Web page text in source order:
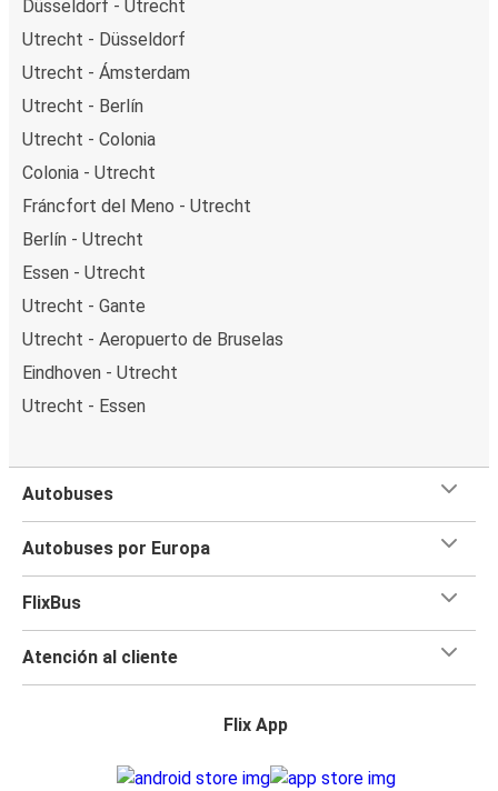
Düsseldorf - Utrecht
Utrecht - Düsseldorf
Utrecht - Ámsterdam
Utrecht - Berlín
Utrecht - Colonia
Colonia - Utrecht
Fráncfort del Meno - Utrecht
Berlín - Utrecht
Essen - Utrecht
Utrecht - Gante
Utrecht - Aeropuerto de Bruselas
Eindhoven - Utrecht
Utrecht - Essen
Autobuses
Autobuses por Europa
FlixBus
Atención al cliente
Flix App